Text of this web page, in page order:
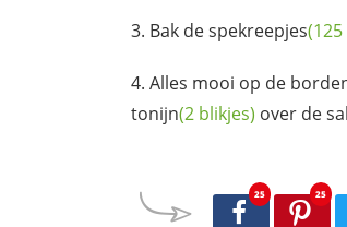
Bak despekreepjes
Alles mooi op de
tonijn(2 blikjes) over de
25 25